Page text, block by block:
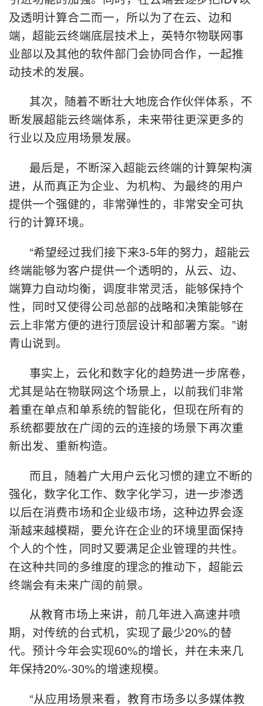
及透明计算合二而一，所以为了在云、边和
端，超能云终端底层技术上，英特尔物联网事
业部以及其他的软件部门会协同合作，一起推
动技术的发展。
其次，随着不断壮大地庞合作伙伴体系，不
断发展超能云终端体系，未来带往更深更多的
行业以及应用场景发展。
最后是，不断深入超能云终端的计算架构演
进，从而真正为企业、为机构、为最终的用户
提供一个强健的，非常弹性的，非常安全可执
行的计算环境。
“希望经过我们接下来3-5年的努力，超能云
终端能够为客户提供一个透明的，从云、边、
端算力自动均衡，调度非常灵活，能够保持个
性，同时又使得公司总部的战略和决策能够在
云上非常方便的进行顶层设计和部署方案。”谢
青山说到。
事实上，云化和数字化的趋势进一步席卷，
尤其是站在物联网这个场景上，以前我们非常
着重在单点和单系统的智能化，但现在所有的
系统都要放在广阔的云的连接的场景下再次重
新出发、重新构造。
而且，随着广大用户云化习惯的建立不断的
强化，数字化工作、数字化学习，进一步渗透
以后在消费市场和企业级市场，这种边界会逐
渐越来越模糊，要允许在企业的环境里面保持
个人的个性，同时又要满足企业管理的共性。
在这种共同的多维度的理念的推动下，超能云
终端会有未来广阔的前景。
从教育市场上来讲，前几年进入高速井喷
期，对传统的台式机，实现了最少20%的替
代。预计今年会实现60%的增长，并在未来几
年保持20%-30%的增速规模。
“从应用场景来看，教育市场多以多媒体教